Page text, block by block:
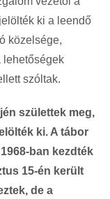
ki a leendő
közelsége,
lehetőségek
szóltak.
születtek meg,
ki. A tábor
ban kezdték
15-én került
de a